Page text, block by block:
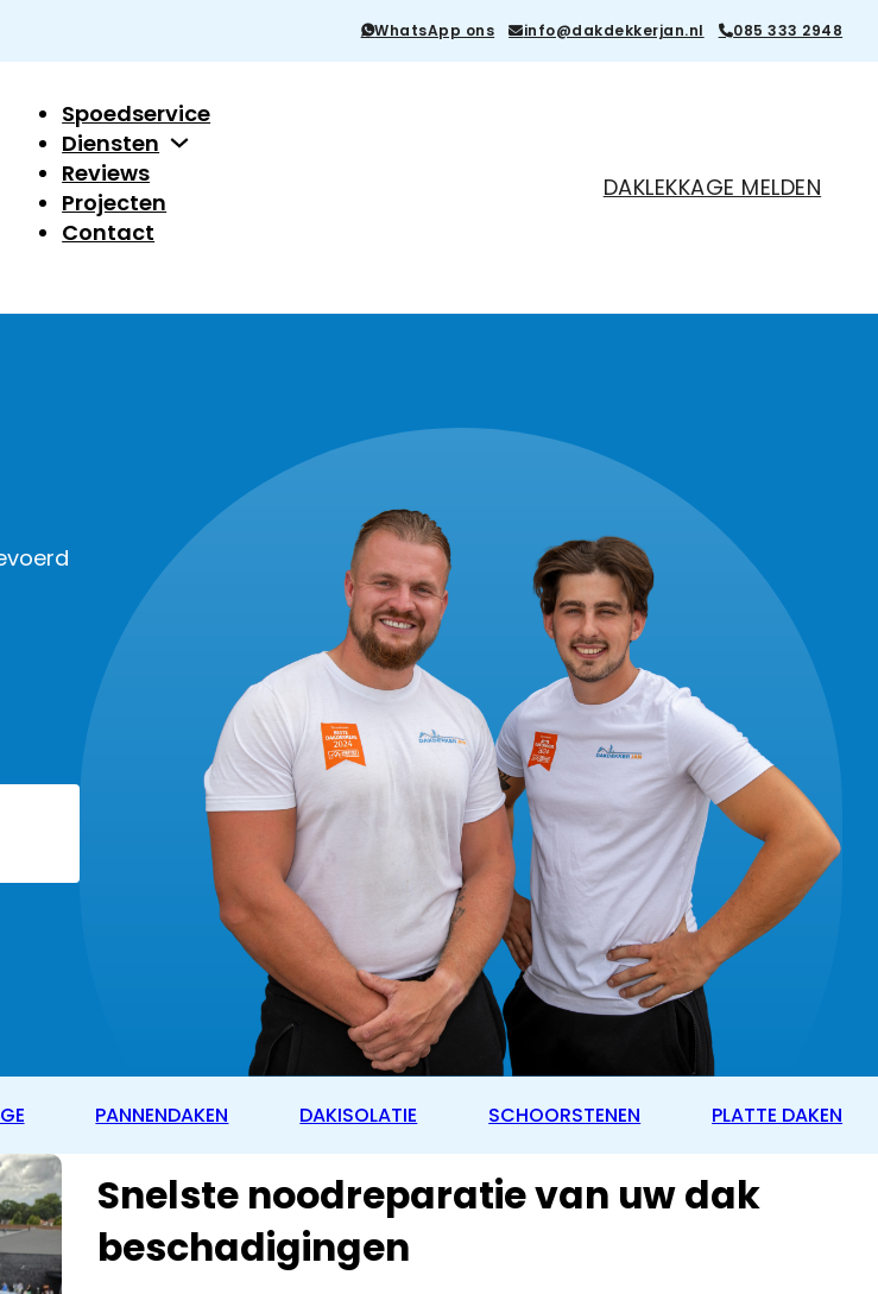
WhatsApp ons info@dakdekkerjan.nl 085 333 2948
Spoedservice
Diensten
Reviews
Projecten
Contact
DAKLEKKAGE MELDEN
PANNENDAKEN DAKISOLATIE SCHOORSTENEN PLATTE DAKEN
Snelste noodreparatie van uw dak
beschadigingen